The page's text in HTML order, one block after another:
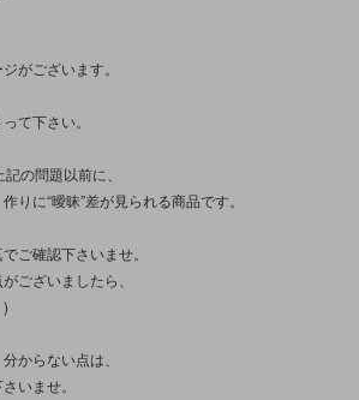
がございます。
て下さい。
の問題以前に、
りに“曖昧”差が見られる商品です。
ご確認下さいませ。
ございましたら、
からない点は、
いませ。